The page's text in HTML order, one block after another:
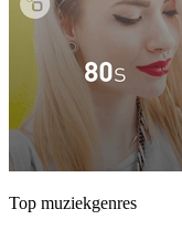
Top muziekgenres